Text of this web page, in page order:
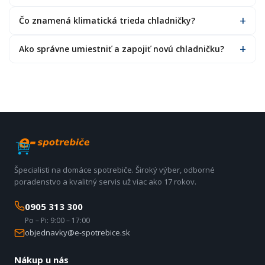
Čo znamená klimatická trieda chladničky?
Ako správne umiestniť a zapojiť novú chladničku?
Špecialisti na domáce spotrebiče. Široký výber, odborné
poradenstvo a kvalitný servis už viac ako 17 rokov.
0905 313 300
Po – Pi: 9:00 – 17:00
objednavky@e-spotrebice.sk
Nákup u nás